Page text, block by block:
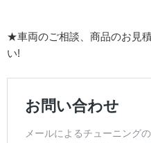
★車両のご相談、商品のお見
い!